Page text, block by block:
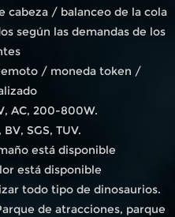
cabeza / balanceo de la cola
según las demandas de los
/ moneda token /
AC, 200-800W.
SGS, TUV.
está disponible
está disponible
todo tipo de dinosaurios.
de atracciones, parque